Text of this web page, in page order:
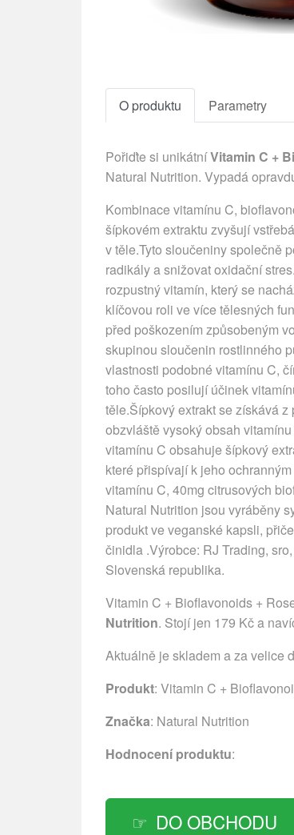
O produktu Parametry
Pořiďte si unikátníVitamin C +
Natural Nutrition. Vypadá
Kombinace vitamínu C,
šípkovém extraktu zvyšují
v těle.Tyto sloučeniny společně
radikály a snižovat oxidační
rozpustný vitamín, který se
klíčovou roli ve více tělesných
před poškozením způsobeným
skupinou sloučenin rostlinného
vlastnosti podobné vitamínu C,
toho často posilují účinek
těle.Šípkový extrakt se získává
obzvláště vysoký obsah
vitamínu C obsahuje šípkový
které přispívají k jeho
vitamínu C, 40mg citrusových
Natural Nutrition jsou vyráběny
produkt ve veganské kapsli,
činidla .Výrobce: RJ Trading,
Slovenská republika.
Vitamin C + Bioflavonoids +
Nutrition. Stojí jen 179 Kč a
Aktuálně je skladem a za velice
Produkt: Vitamin C +
Značka: Natural Nutrition
Hodnocení produktu:
DO OBCHODU